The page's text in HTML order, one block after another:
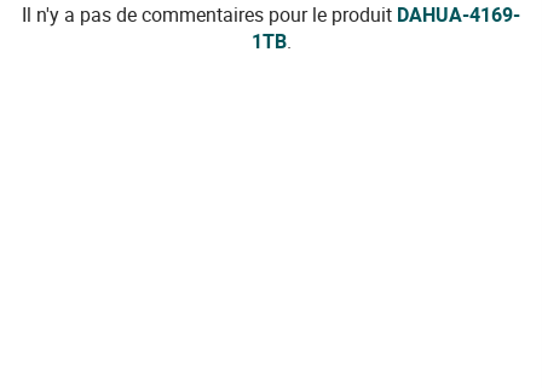
Il n'y a pas de commentaires pour le produit DAHUA-4169-
1TB.